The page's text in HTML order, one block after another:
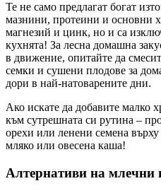
Те не само предлагат богат
мазнини, протеини и основни
магнезий и цинк, но и са
кухнята! За лесна домашна
в движение, опитайте да
семки и сушени плодове за
дори в най-натоварените дни.
Ако искате да добавите малко
към сутрешната си рутина –
орехи или ленени семена
мляко или овесена каша!
Алтернативи на млечни